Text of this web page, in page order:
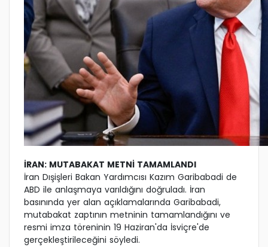
İRAN: MUTABAKAT METNİ TAMAMLANDI
İran Dışişleri Bakan Yardımcısı Kazım Garibabadi de
ABD ile anlaşmaya varıldığını doğruladı. İran
basınında yer alan açıklamalarında Garibabadi,
mutabakat zaptının metninin tamamlandığını ve
resmi imza töreninin 19 Haziran'da İsviçre'de
gerçekleştirileceğini söyledi.